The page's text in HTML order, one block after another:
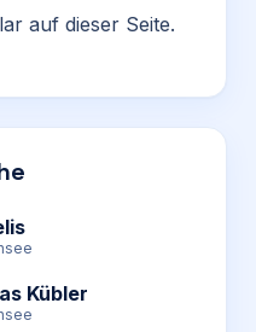
auf dieser Seite.
Kübler